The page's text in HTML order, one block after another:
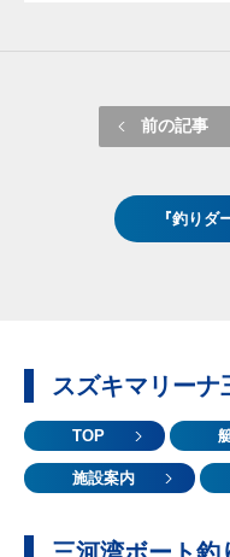
前の記事
『釣りダ
スズキマリーナ
TOP
施設案内